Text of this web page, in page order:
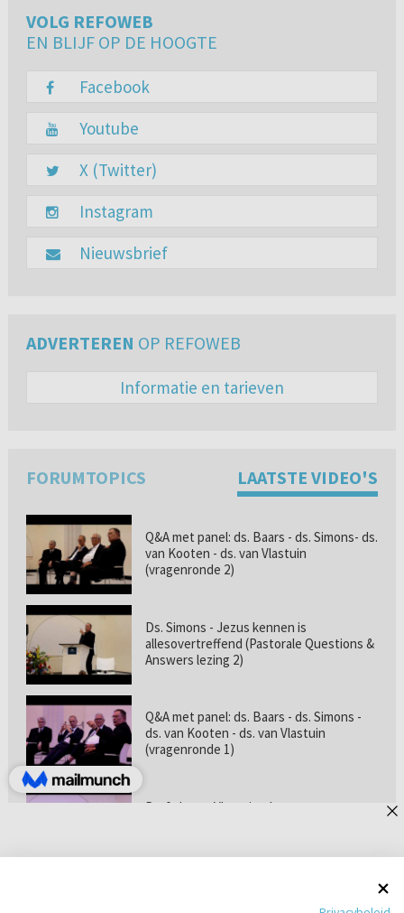
VOLG REFOWEB
EN BLIJF OP DE HOOGTE
Facebook
Youtube
X (Twitter)
Instagram
Nieuwsbrief
ADVERTEREN OP REFOWEB
Informatie en tarieven
FORUMTOPICS LAATSTE VIDEO'S
Q&A met panel: ds. Baars - ds. Simons- ds.
van Kooten - ds. van Vlastuin
(vragenronde 2)
Ds. Simons - Jezus kennen is
allesovertreffend (Pastorale Questions &
Answers lezing 2)
Q&A met panel: ds. Baars - ds. Simons -
ds. van Kooten - ds. van Vlastuin
(vragenronde 1)
Prof. dr. van Vlastuin - Is